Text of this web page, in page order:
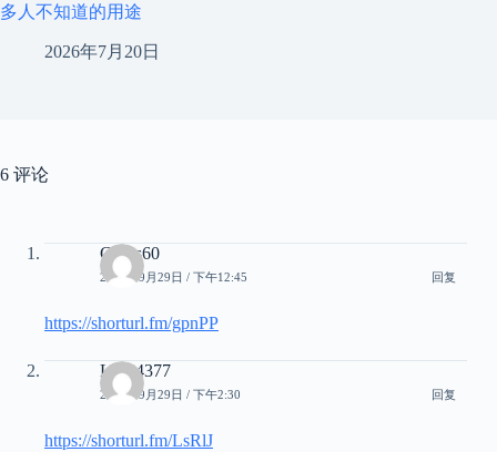
多人不知道的用途
2026年7月20日
6 评论
Cyrus60
2025年9月29日 / 下午12:45 回复
https://shorturl.fm/gpnPP
Laila4377
2025年9月29日 / 下午2:30 回复
https://shorturl.fm/LsRlJ